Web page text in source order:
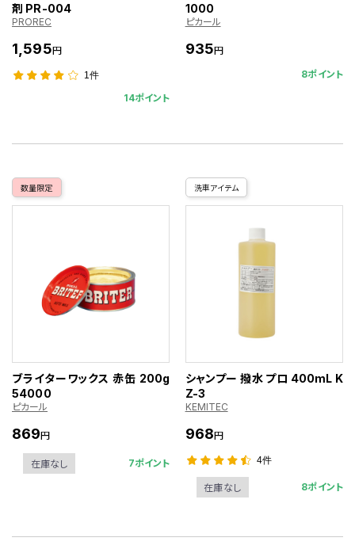
剤 PR-004
PROREC
1,595円
1件
14ポイント
1000
ピカール
935円
8ポイント
数量限定
ブライターワックス 赤缶 200g
54000
ピカール
869円
在庫なし 7ポイント
洗車アイテム
シャンプー 撥水 プロ 400mL K
Z-3
KEMITEC
968円
4件
在庫なし 8ポイント